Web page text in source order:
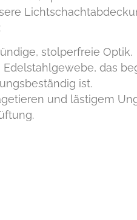
stolperfreie Optik.
das
ist.
und lästigem